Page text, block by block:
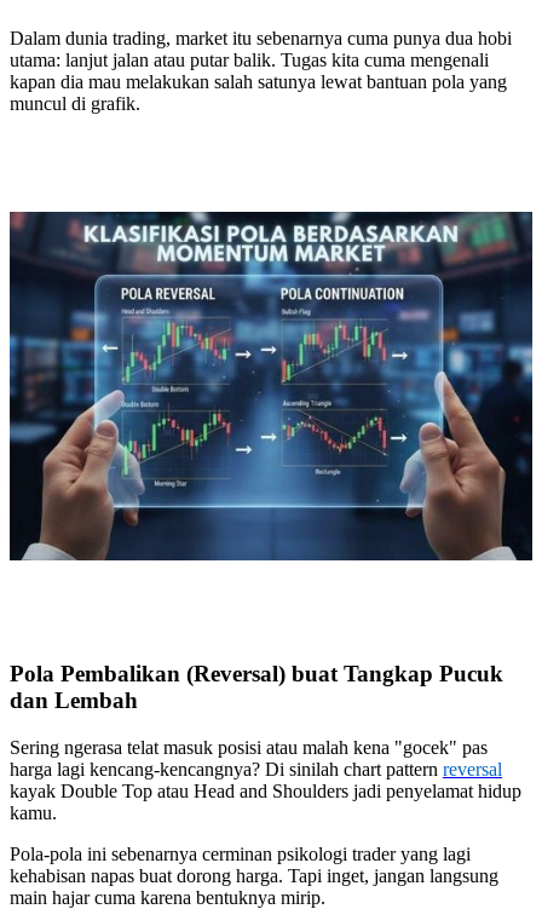
Dalam dunia trading, market itu sebenarnya cuma punya dua hobi
utama: lanjut jalan atau putar balik. Tugas kita cuma mengenali
kapan dia mau melakukan salah satunya lewat bantuan pola yang
muncul di grafik.
Pola Pembalikan (Reversal) buat Tangkap Pucuk
dan Lembah
Sering ngerasa telat masuk posisi atau malah kena "gocek" pas
harga lagi kencang-kencangnya? Di sinilah chart pattern reversal
kayak Double Top atau Head and Shoulders jadi penyelamat hidup
kamu.
Pola-pola ini sebenarnya cerminan psikologi trader yang lagi
kehabisan napas buat dorong harga. Tapi inget, jangan langsung
main hajar cuma karena bentuknya mirip.